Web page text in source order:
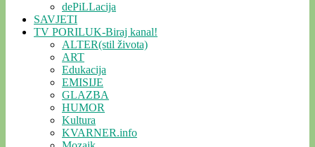
dePiLLacija
SAVJETI
TV PORILUK-Biraj kanal!
ALTER(stil života)
ART
Edukacija
EMISIJE
GLAZBA
HUMOR
Kultura
KVARNER.info